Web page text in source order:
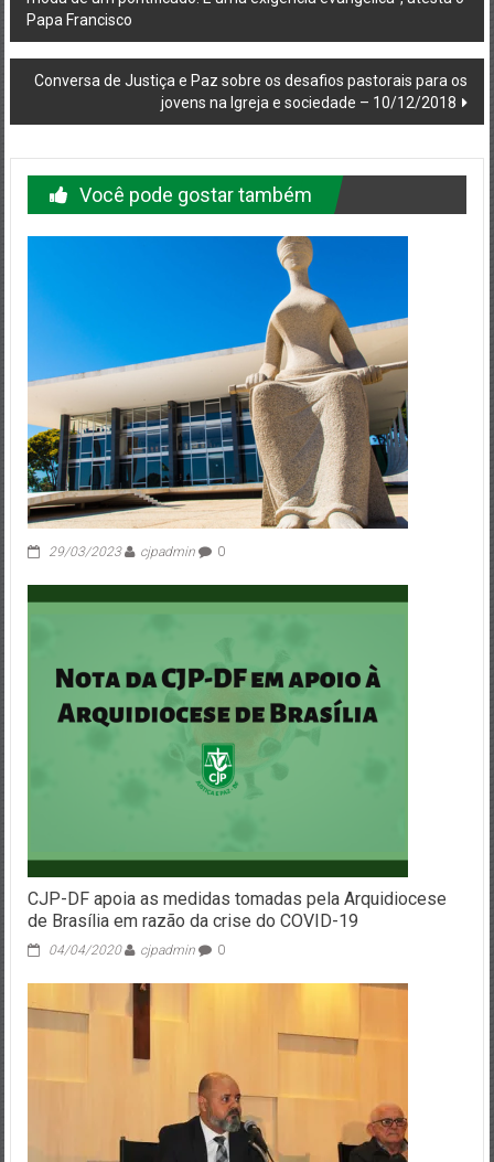
do
post
Papa Francisco
Conversa de Justiça e Paz sobre os desafios pastorais para os
jovens na Igreja e sociedade – 10/12/2018
Você pode gostar também
29/03/2023 cjpadmin 0
CJP-DF apoia as medidas tomadas pela Arquidiocese
de Brasília em razão da crise do COVID-19
04/04/2020 cjpadmin 0